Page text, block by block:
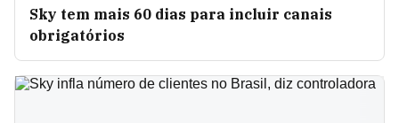
Sky tem mais 60 dias para incluir canais
obrigatórios